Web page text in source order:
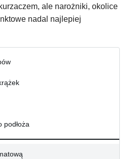
ale narożniki, okolice
nadal najlepiej
podłoża